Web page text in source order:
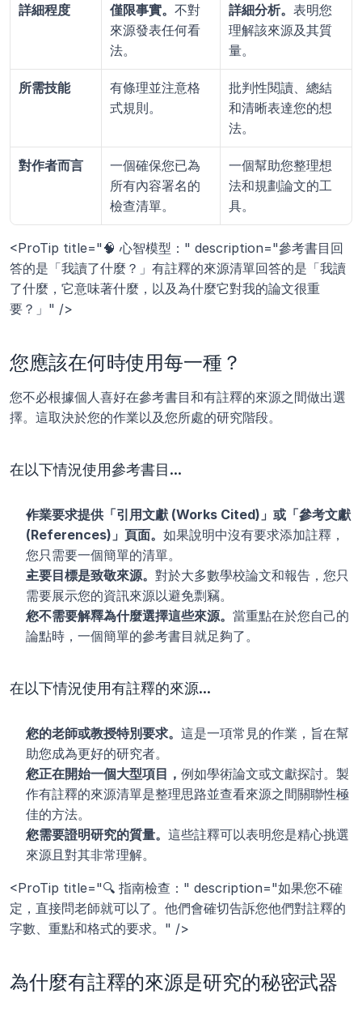
詳細程度 僅限事實。 不對
來源發表任何看
法。
詳細分析。 表明您
理解該來源及其質
量。
所需技能
有條理並注意格
式規則。
批判性閱讀、總結
和清晰表達您的想
法。
對作者而言
一個確保您已為
所有內容署名的
檢查清單。
一個幫助您整理想
法和規劃論文的工
具。
<ProTip title="🧠 心智模型：" description="參考書目回
答的是「我讀了什麼？」有註釋的來源清單回答的是「我讀
了什麼，它意味著什麼，以及為什麼它對我的論文很重
要？」" />
您應該在何時使用每一種？
您不必根據個人喜好在參考書目和有註釋的來源之間做出選
擇。這取決於您的作業以及您所處的研究階段。
在以下情況使用參考書目...
作業要求提供「引用文獻 (Works Cited)」或「參考文獻
(References)」頁面。 如果說明中沒有要求添加註釋，
您只需要一個簡單的清單。
主要目標是致敬來源。 對於大多數學校論文和報告，您只
需要展示您的資訊來源以避免剽竊。
您不需要解釋為什麼選擇這些來源。 當重點在於您自己的
論點時，一個簡單的參考書目就足夠了。
在以下情況使用有註釋的來源...
您的老師或教授特別要求。 這是一項常見的作業，旨在幫
助您成為更好的研究者。
您正在開始一個大型項目， 例如學術論文或文獻探討。製
作有註釋的來源清單是整理思路並查看來源之間關聯性極
佳的方法。
您需要證明研究的質量。 這些註釋可以表明您是精心挑選
來源且對其非常理解。
<ProTip title="🔍 指南檢查：" description="如果您不確
定，直接問老師就可以了。他們會確切告訴您他們對註釋的
字數、重點和格式的要求。" />
為什麼有註釋的來源是研究的秘密武器